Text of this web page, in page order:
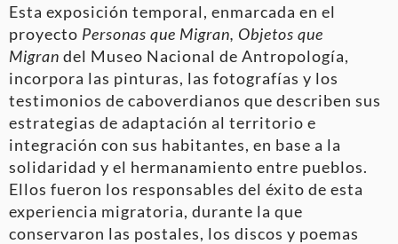
Esta exposición temporal, enmarcada en el
proyecto Personas que Migran, Objetos que
Migran del Museo Nacional de Antropología,
incorpora las pinturas, las fotografías y los
testimonios de caboverdianos que describen sus
estrategias de adaptación al territorio e
integración con sus habitantes, en base a la
solidaridad y el hermanamiento entre pueblos.
Ellos fueron los responsables del éxito de esta
experiencia migratoria, durante la que
conservaron las postales, los discos y poemas